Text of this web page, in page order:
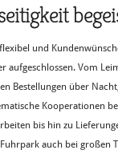
und
aufgeschlossen. Vom
Bestellungen über
Kooperationen
bis hin zu
auch bei großen